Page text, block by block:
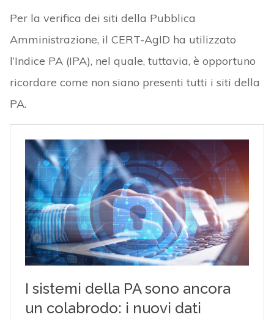
Per la verifica dei siti della Pubblica
Amministrazione, il CERT-AgID ha utilizzato
l’Indice PA (IPA), nel quale, tuttavia, è opportuno
ricordare come non siano presenti tutti i siti della
PA.